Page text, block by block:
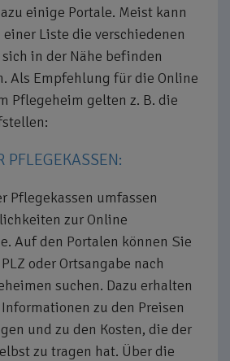
einige Portale. Meist kann
Liste die verschiedenen
in der Nähe befinden
Als Empfehlung für die Online
Pflegeheim gelten z. B. die
PFLEGEKASSEN:
Pflegekassen umfassen
zur Online
Auf den Portalen können Sie
oder Ortsangabe nach
suchen. Dazu erhalten
zu den Preisen
und zu den Kosten, die der
zu tragen hat. Über die